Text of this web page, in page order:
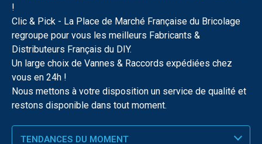
!
Clic & Pick - La Place de Marché Française du Bricolage
regroupe pour vous les meilleurs Fabricants &
Distributeurs Français du DIY.
Un large choix de Vannes & Raccords expédiées chez
vous en 24h !
Nous mettons à votre disposition un service de qualité et
restons disponible dans tout moment.
TENDANCES DU MOMENT